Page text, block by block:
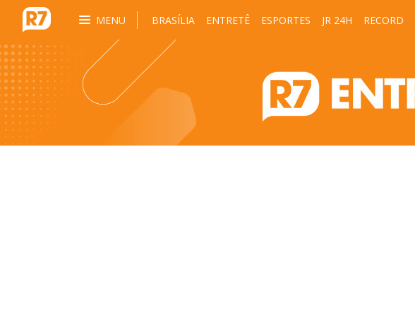
MENU BRASÍLIA ENTRETÊ ESPORTES JR 24H RECORD